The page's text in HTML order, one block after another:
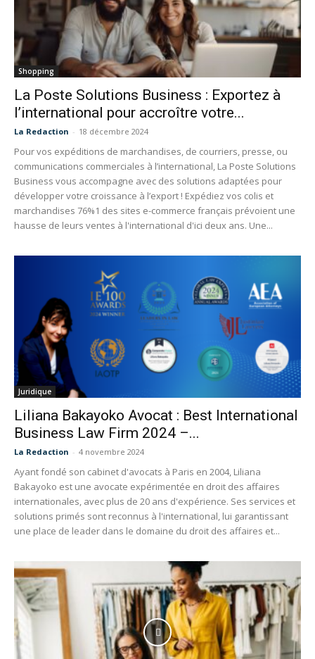
Shopping
La Poste Solutions Business : Exportez à
l’international pour accroître votre...
La Redaction - 18 décembre 2024
Pour vos expéditions de marchandises, de courriers, presse, ou
communications commerciales à l’international, La Poste Solutions
Business vous accompagne avec des solutions adaptées pour
développer votre croissance à l’export ! Expédiez vos colis et
marchandises 76%1 des sites e-commerce français prévoient une
hausse de leurs ventes à l'international d'ici deux ans. Une...
Juridique
Liliana Bakayoko Avocat : Best International
Business Law Firm 2024 –...
La Redaction - 4 novembre 2024
Ayant fondé son cabinet d'avocats à Paris en 2004, Liliana
Bakayoko est une avocate expérimentée en droit des affaires
internationales, avec plus de 20 ans d'expérience. Ses services et
solutions primés sont reconnus à l'international, lui garantissant
une place de leader dans le domaine du droit des affaires et...